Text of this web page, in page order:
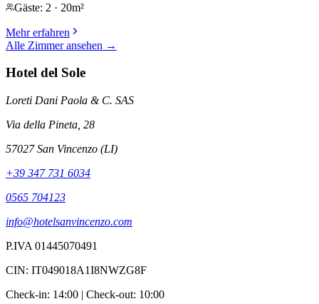
Gäste: 2 · 20m²
Mehr erfahren
Alle Zimmer ansehen →
Hotel del Sole
Loreti Dani Paola & C. SAS
Via della Pineta, 28
57027 San Vincenzo (LI)
+39 347 731 6034
0565 704123
info@hotelsanvincenzo.com
P.IVA 01445070491
CIN: IT049018A1I8NWZG8F
Check-in: 14:00 | Check-out: 10:00